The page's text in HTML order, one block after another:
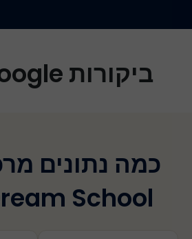
ביקורות Google שלנו
כמה נתונים
School